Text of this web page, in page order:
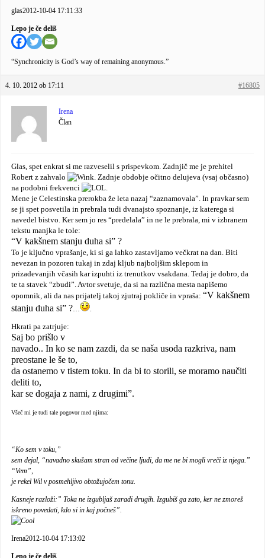
glas2012-10-04 17:11:33
Lepo je če deliš
“Synchronicity is God’s way of remaining anonymous.”
4. 10. 2012 ob 17:11 #16805
Irena
Član
Glas, spet enkrat si me razveselil s prispevkom. Zadnjič me je prehitel
Robert z zahvalo
Zadnje obdobje očitno delujeva (vsaj občasno)
na podobni frekvenci
Mene je Celestinska prerokba že leta nazaj “zaznamovala”. In pravkar sem
se ji spet posvetila in prebrala tudi dvanajsto spoznanje, iz katerega si
navedel bistvo. Ker sem jo res “predelala” in ne le prebrala, mi v izbranem
tekstu manjka le tole:
“V kakšnem stanju duha si” ?
To je ključno vprašanje, ki si ga lahko zastavljamo večkrat na dan. Biti
nevezan in pozoren tukaj in zdaj kljub najboljšim sklepom in
prizadevanjih včasih kar izpuhti iz trenutkov vsakdana. Tedaj je dobro, da
te ta stavek “zbudi”. Avtor svetuje, da si na različna mesta napišemo
opomnik, ali da nas prijatelj takoj zjutraj pokliče in vpraša: “V kakšnem
stanju duha si” ?… .
Hkrati pa zatrjuje:
Saj bo prišlo v
navado.. In ko se nam zazdi, da se naša usoda razkriva, nam
preostane le še to,
da ostanemo v tistem toku. In da bi to storili, se moramo naučiti
deliti to,
kar se dogaja z nami, z drugimi”.
Všeč mi je tudi tale pogovor med njima:
“Ko sem v toku,”
sem dejal, “navadno skušam stran od večine ljudi, da me ne bi mogli vreči iz njega.”
“Vem”,
je rekel Wil v posmehljivo obtožujočem tonu.
Kasneje razloži:” Toka ne izgubljaš zaradi drugih. Izgubiš ga zato, ker ne zmoreš
iskreno povedati, kdo si in kaj počneš”.
Irena2012-10-04 17:13:02
Lepo je če deliš